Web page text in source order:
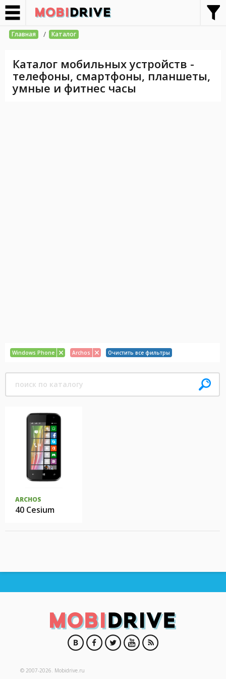
Главная / Каталог
Каталог мобильных устройств -
телефоны, смартфоны, планшеты,
умные и фитнес часы
Windows Phone Archos Очистить все фильтры
ARCHOS
40 Cesium
© 2007-2026. Mobidrive.ru